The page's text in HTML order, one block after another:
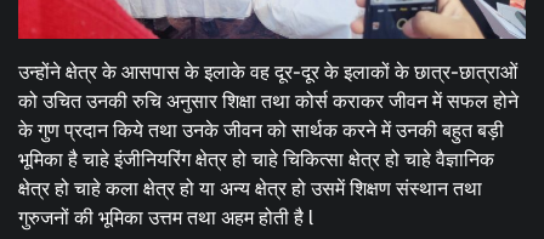
उन्होंने क्षेत्र के आसपास के इलाके वह दूर-दूर के इलाकों के छात्र-छात्राओं
को उचित उनकी रुचि अनुसार शिक्षा तथा कोर्स कराकर जीवन में सफल होने
के गुण प्रदान किये तथा उनके जीवन को सार्थक करने में उनकी बहुत बड़ी
भूमिका है चाहे इंजीनियरिंग क्षेत्र हो चाहे चिकित्सा क्षेत्र हो चाहे वैज्ञानिक
क्षेत्र हो चाहे कला क्षेत्र हो या अन्य क्षेत्र हो उसमें शिक्षण संस्थान तथा
गुरुजनों की भूमिका उत्तम तथा अहम होती है l